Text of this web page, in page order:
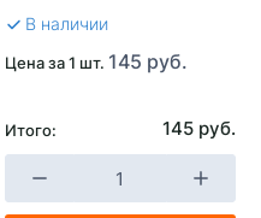
В наличии
Цена за 1 шт. 145 руб.
Итого: 145 руб.